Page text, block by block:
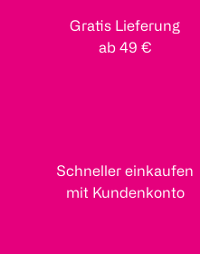
Gratis Lieferung
ab 49 €
Schneller einkaufen
mit Kundenkonto